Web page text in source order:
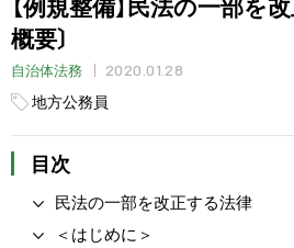
概要〕
自治体法務
2020.01.28
地方公務員
目次
民法の一部を改正する法律
＜はじめに＞